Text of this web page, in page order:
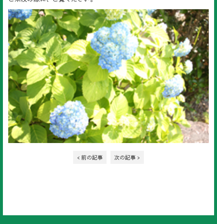
< 前の記事 次の記事 >